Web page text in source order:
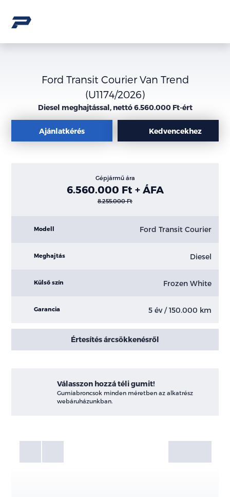
Ford Transit Courier Van Trend
(U1174/2026)
Diesel meghajtással, nettó 6.560.000 Ft-ért
Ajánlatkérés Kedvencekhez
Gépjármű ára
6.560.000 Ft + ÁFA
8.255.000 Ft
Modell Ford Transit Courier
Meghajtás Diesel
Külső szín Frozen White
Garancia 5 év / 150.000 km
Értesítés árcsökkenésről
Válasszon hozzá téli gumit!
Gumiabroncsok minden méretben az alkatrész
webáruházunkban.
Galéria